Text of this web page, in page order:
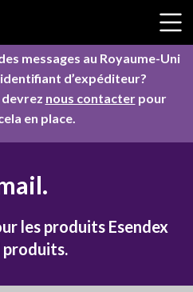
messages au Royaume-Uni
d’expéditeur?
nous contacterpour
en place.
les produits Esendex
produits.